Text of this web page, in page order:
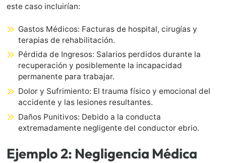
este caso incluirían:
Gastos Médicos: Facturas de hospital, cirugías y
terapias de rehabilitación.
Pérdida de Ingresos: Salarios perdidos durante la
recuperación y posiblemente la incapacidad
permanente para trabajar.
Dolor y Sufrimiento: El trauma físico y emocional del
accidente y las lesiones resultantes.
Daños Punitivos: Debido a la conducta
extremadamente negligente del conductor ebrio.
Ejemplo 2: Negligencia Médica